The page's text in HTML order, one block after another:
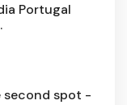
Portugal
second spot -